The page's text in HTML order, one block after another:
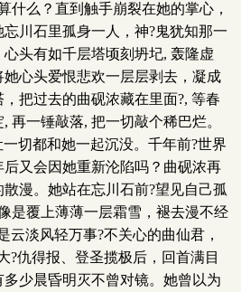
什么？直到触手崩裂在她的掌心，
川石里孤身一人，神?鬼犹知那一
头有如千层塔顷刻坍圮, 轰隆虚
心头爱恨悲欢一层层剥去，凝成
把过去的曲砚浓藏在里面?, 等春
再一锤敲落, 把一切敲个稀巴烂。
切都和她一起沉没。千年前?世界
又会因她重新沦陷吗？曲砚浓再
漫。她站在忘川石前?望见自己孤
是覆上薄薄一层霜雪，褪去漫不经
云淡风轻万事?不关心的曲仙君，
?仇得报、登圣揽极后，回首满目
少晨昏明灭不曾对镜。她曾以为